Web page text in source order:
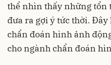
thể nhìn thấy những tổn
đưa ra gợi ý tức thời.
chẩn đoán hình ảnh
cho ngành chẩn đoán